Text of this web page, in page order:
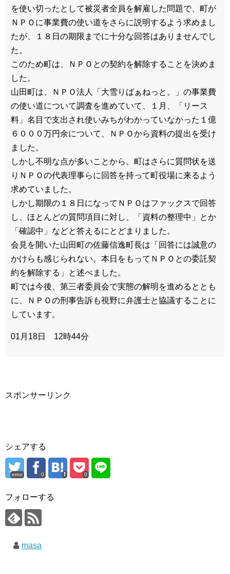
を使い切ったとして被災者全員を解雇した問題で、町が
ＮＰＯに事業費の使い道をさらに説明するよう求めまし
たが、１８日の期限までに十分な回答はありませんでし
た。
このため町は、ＮＰＯとの契約を解除することを決めま
した。
山田町は、ＮＰＯ法人「大雪りばぁねっと。」の事業費
の使い道について調査を進めていて、１月、「リース
料」名目で支出され使いみちがわかっていなかった１億
６０００万円余について、ＮＰＯから資料の提出を受け
ました。
しかし不明な点が多いことから、町はさらに質問状を送
りＮＰＯの代表理事らに回答を持って町役場に来るよう
求めていました。
しかし期限の１８日になってＮＰＯはファックスで回答
し、ほとんどの質問項目に対し、「資料の整理中」とか
「確認中」などと答えるにとどまりました。
会見を開いた山田町の佐藤信逸町長は「回答には誠意の
かけらも感じられない。本日をもってＮＰＯとの委託契
約を解除する」と述べました。
町では今後、第三者委員会で実態の解明を進めるととも
に、ＮＰＯの刑事告訴も視野に弁護士と協議することに
しています。
01月18日 12時44分
スポンサーリンク
シェアする
error 0 0
フォローする
masa